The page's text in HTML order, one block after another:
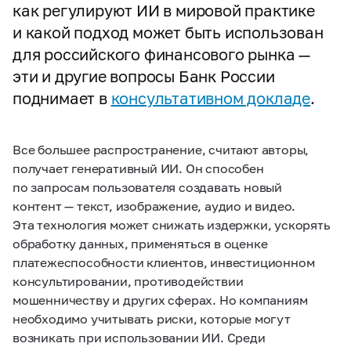
как регулируют ИИ в мировой практике
и какой подход может быть использован
для российского финансового рынка —
эти и другие вопросы Банк России
поднимает в консультативном докладе.
Все большее распространение, считают авторы,
получает генеративный ИИ. Он способен
по запросам пользователя создавать новый
контент — текст, изображение, аудио и видео.
Эта технология может снижать издержки, ускорять
обработку данных, применяться в оценке
платежеспособности клиентов, инвестиционном
консультировании, противодействии
мошенничеству и других сферах. Но компаниям
необходимо учитывать риски, которые могут
возникать при использовании ИИ. Среди